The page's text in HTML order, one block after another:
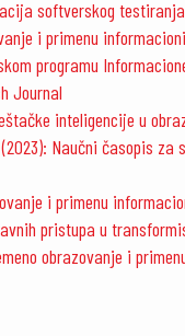
softverskog
i primenu
programu
Journal
inteligencije u
(2023): Naučni časopis
i primenu
pristupa u
obrazovanje i